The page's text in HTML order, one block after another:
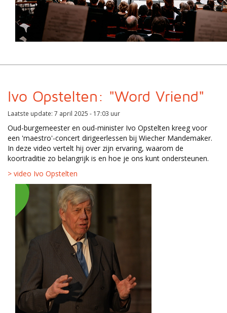
Ivo Opstelten: "Word Vriend"
Laatste update: 7 april 2025 - 17:03 uur
Oud-burgemeester en oud-minister Ivo Opstelten kreeg voor
een 'maestro'-concert dirigeerlessen bij Wiecher Mandemaker.
In deze video vertelt hij over zijn ervaring, waarom de
koortraditie zo belangrijk is en hoe je ons kunt ondersteunen.
> video Ivo Opstelten